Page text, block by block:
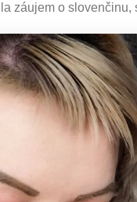
záujem o